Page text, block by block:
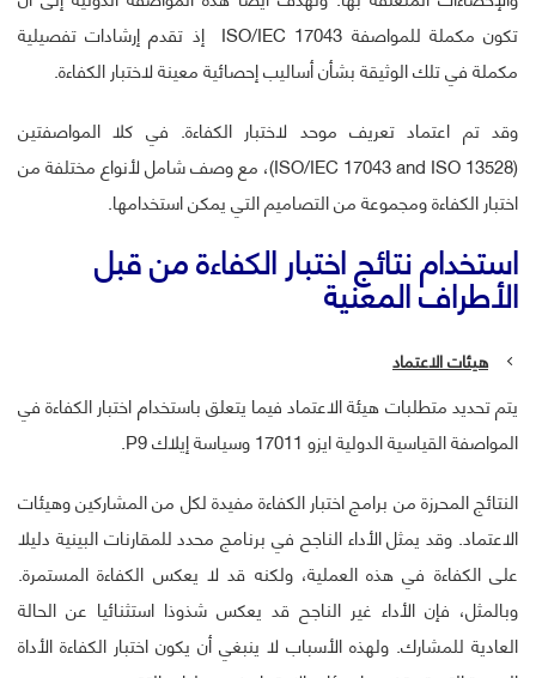
تكون مكملة للمواصفة ISO/IEC 17043 إذ تقدم إرشادات تفصيلية
مكملة في تلك الوثيقة بشأن أساليب إحصائية معينة لاختبار الكفاءة.
وقد تم اعتماد تعريف موحد لاختبار الكفاءة. في كلا المواصفتين
(ISO/IEC 17043 and ISO 13528)، مع وصف شامل لأنواع مختلفة من
اختبار الكفاءة ومجموعة من التصاميم التي يمكن استخدامها.
استخدام نتائج اختبار الكفاءة من قبل
الأطراف المعنية
هيئات الاعتماد
يتم تحديد متطلبات هيئة الاعتماد فيما يتعلق باستخدام اختبار الكفاءة في
المواصفة القياسية الدولية ايزو 17011 وسياسة إيلاك P9.
النتائج المحرزة من برامج اختبار الكفاءة مفيدة لكل من المشاركين وهيئات
الاعتماد. وقد يمثل الأداء الناجح في برنامج محدد للمقارنات البينية دليلا
على الكفاءة في هذه العملية، ولكنه قد لا يعكس الكفاءة المستمرة.
وبالمثل، فإن الأداء غير الناجح قد يعكس شذوذا استثنائيا عن الحالة
العادية للمشارك. ولهذه الأسباب لا ينبغي أن يكون اختبار الكفاءة الأداة